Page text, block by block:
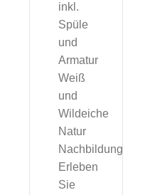
inkl.
Spüle
und
Armatur
Weiß
und
Wildeiche
Natur
Nachbildung:
Erleben
Sie